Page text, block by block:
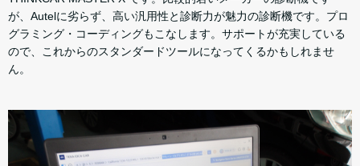
が、Autelに劣らず、高い汎用性と診断力が魅力の診断機です。プロ
グラミング・コーディングもこなします。サポートが充実している
ので、これからのスタンダードツールになってくるかもしれませ
ん。